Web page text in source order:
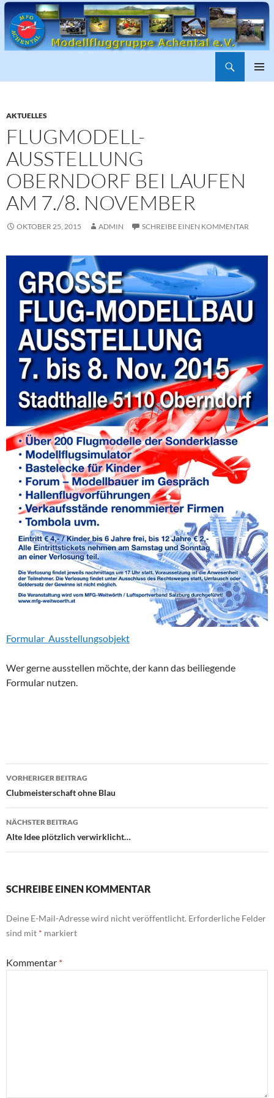
AKTUELLES
FLUGMODELL-
AUSSTELLUNG
OBERNDORF BEI LAUFEN
AM 7./8. NOVEMBER
OKTOBER 25, 2015 ADMIN SCHREIBE EINEN KOMMENTAR
Formular_Ausstellungsobjekt
Wer gerne ausstellen möchte, der kann das beiliegende
Formular nutzen.
Beitragsnavigation
VORHERIGER BEITRAG
Clubmeisterschaft ohne Blau
NÄCHSTER BEITRAG
Alte Idee plötzlich verwirklicht…
SCHREIBE EINEN KOMMENTAR
Deine E-Mail-Adresse wird nicht veröffentlicht. Erforderliche Felder
sind mit * markiert
Kommentar *